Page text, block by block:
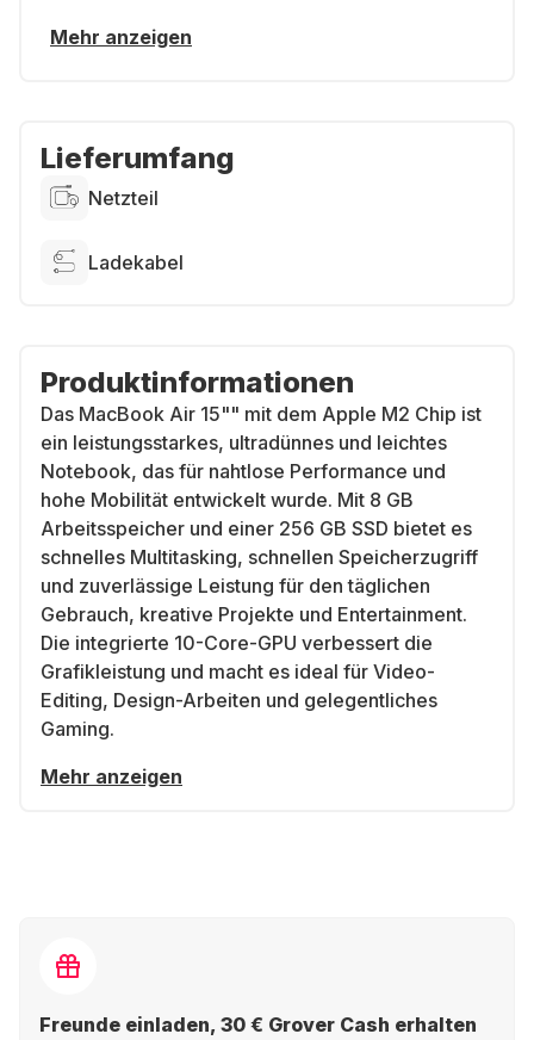
Mehr anzeigen
Lieferumfang
Netzteil
Ladekabel
Produktinformationen
Das MacBook Air 15"" mit dem Apple M2 Chip ist
ein leistungsstarkes, ultradünnes und leichtes
Notebook, das für nahtlose Performance und
hohe Mobilität entwickelt wurde. Mit 8 GB
Arbeitsspeicher und einer 256 GB SSD bietet es
schnelles Multitasking, schnellen Speicherzugriff
und zuverlässige Leistung für den täglichen
Gebrauch, kreative Projekte und Entertainment.
Die integrierte 10-Core-GPU verbessert die
Grafikleistung und macht es ideal für Video-
Editing, Design-Arbeiten und gelegentliches
Gaming.
Mehr anzeigen
Freunde einladen, 30 € Grover Cash erhalten